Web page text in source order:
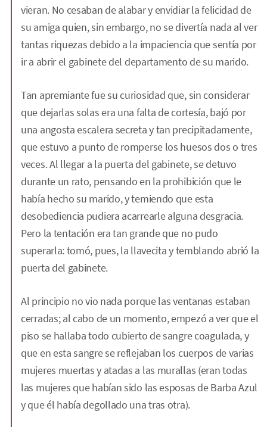
vieran. No cesaban de alabar y envidiar la felicidad de
su amiga quien, sin embargo, no se divertía nada al ver
tantas riquezas debido a la impaciencia que sentía por
ir a abrir el gabinete del departamento de su marido.
Tan apremiante fue su curiosidad que, sin considerar
que dejarlas solas era una falta de cortesía, bajó por
una angosta escalera secreta y tan precipitadamente,
que estuvo a punto de romperse los huesos dos o tres
veces. Al llegar a la puerta del gabinete, se detuvo
durante un rato, pensando en la prohibición que le
había hecho su marido, y temiendo que esta
desobediencia pudiera acarrearle alguna desgracia.
Pero la tentación era tan grande que no pudo
superarla: tomó, pues, la llavecita y temblando abrió la
puerta del gabinete.
Al principio no vio nada porque las ventanas estaban
cerradas; al cabo de un momento, empezó a ver que el
piso se hallaba todo cubierto de sangre coagulada, y
que en esta sangre se reflejaban los cuerpos de varias
mujeres muertas y atadas a las murallas (eran todas
las mujeres que habían sido las esposas de Barba Azul
y que él había degollado una tras otra).